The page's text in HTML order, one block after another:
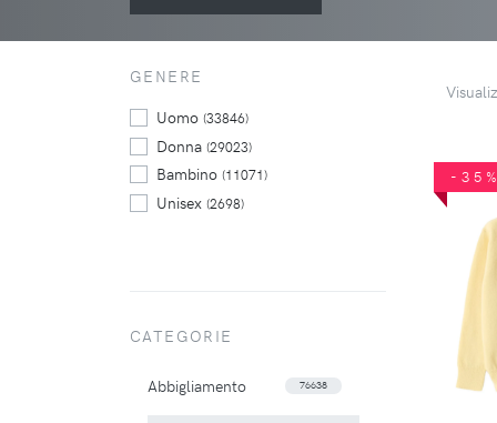
-35%
GENERE
Uomo (33846)
Donna (29023)
Bambino (11071)
Unisex (2698)
CATEGORIE
Abbigliamento 76638